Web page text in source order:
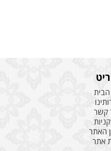
קשר
האתר
אתר